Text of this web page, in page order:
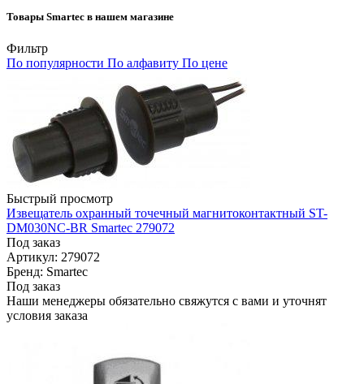
Товары Smartec в нашем магазине
Фильтр
По популярности По алфавиту По цене
Быстрый просмотр
Извещатель охранный точечный магнитоконтактный ST-
DM030NC-BR Smartec 279072
Под заказ
Артикул: 279072
Бренд: Smartec
Под заказ
Наши менеджеры обязательно свяжутся с вами и уточнят
условия заказа